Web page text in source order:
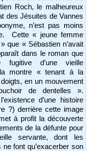
Roch, le malheureux
des Jésuites de Vannes
n’est pas moins
Cette « jeune femme
que « Sébastien n’avait
dans le roman que
fugitive d’une vieille
la montre « tenant à la
en un mouvement
de dentelles ».
d’une histoire
?) derrière cette image
à profit la découverte
de la défunte pour
servante, dont les
font qu’exacerber son